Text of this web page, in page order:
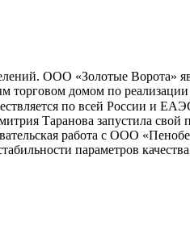
ООО «Золотые Ворота»
домом по
по всей России и
Таранова запустила свой
работа с ООО
параметров